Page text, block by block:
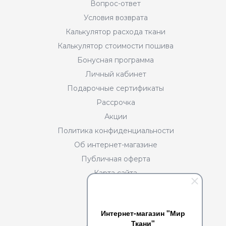
Интернет-магазин "Мир
Ткани"
Вопрос-ответ
Условия возврата
Калькулятор расхода ткани
Калькулятор стоимости пошива
Бонусная программа
Личный кабинет
Подарочные сертификаты
Рассрочка
Акции
Политика конфиденциальности
Об интернет-магазине
Публичная оферта
Карта сайта
О нас